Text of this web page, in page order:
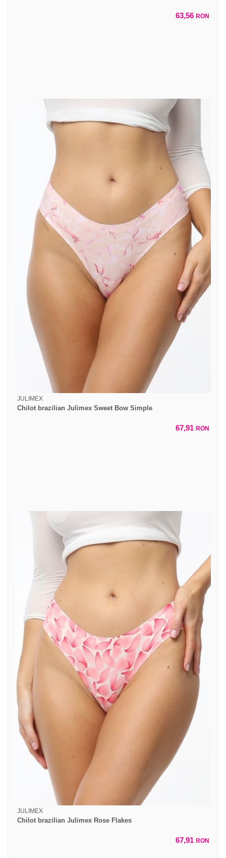
63,56 RON
JULIMEX
Chilot brazilian Julimex Sweet Bow Simple
67,91 RON
JULIMEX
Chilot brazilian Julimex Rose Flakes
67,91 RON